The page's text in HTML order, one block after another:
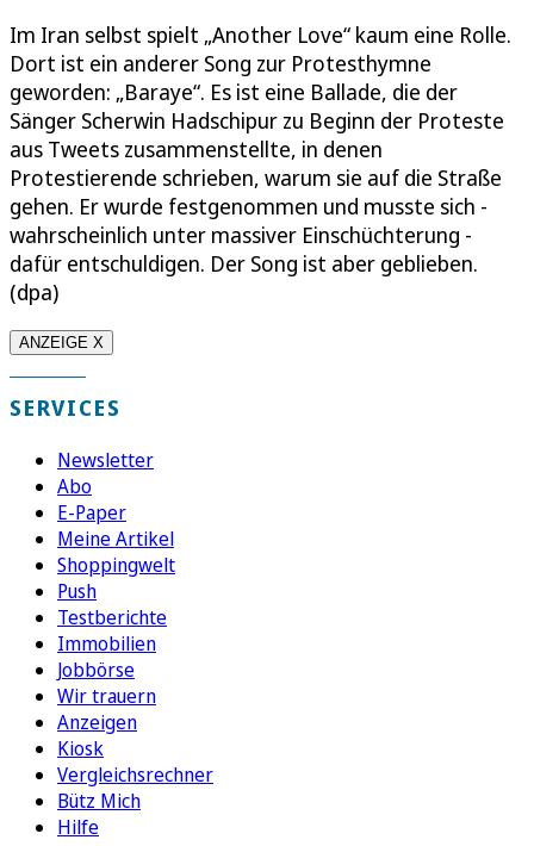
Im Iran selbst spielt „Another Love“ kaum eine Rolle.
Dort ist ein anderer Song zur Protesthymne
geworden: „Baraye“. Es ist eine Ballade, die der
Sänger Scherwin Hadschipur zu Beginn der Proteste
aus Tweets zusammenstellte, in denen
Protestierende schrieben, warum sie auf die Straße
gehen. Er wurde festgenommen und musste sich -
wahrscheinlich unter massiver Einschüchterung -
dafür entschuldigen. Der Song ist aber geblieben.
(dpa)
ANZEIGE X
SERVICES
Newsletter
Abo
E-Paper
Meine Artikel
Shoppingwelt
Push
Testberichte
Immobilien
Jobbörse
Wir trauern
Anzeigen
Kiosk
Vergleichsrechner
Bütz Mich
Hilfe